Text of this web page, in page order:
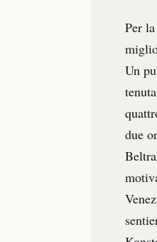
Per
Un
due